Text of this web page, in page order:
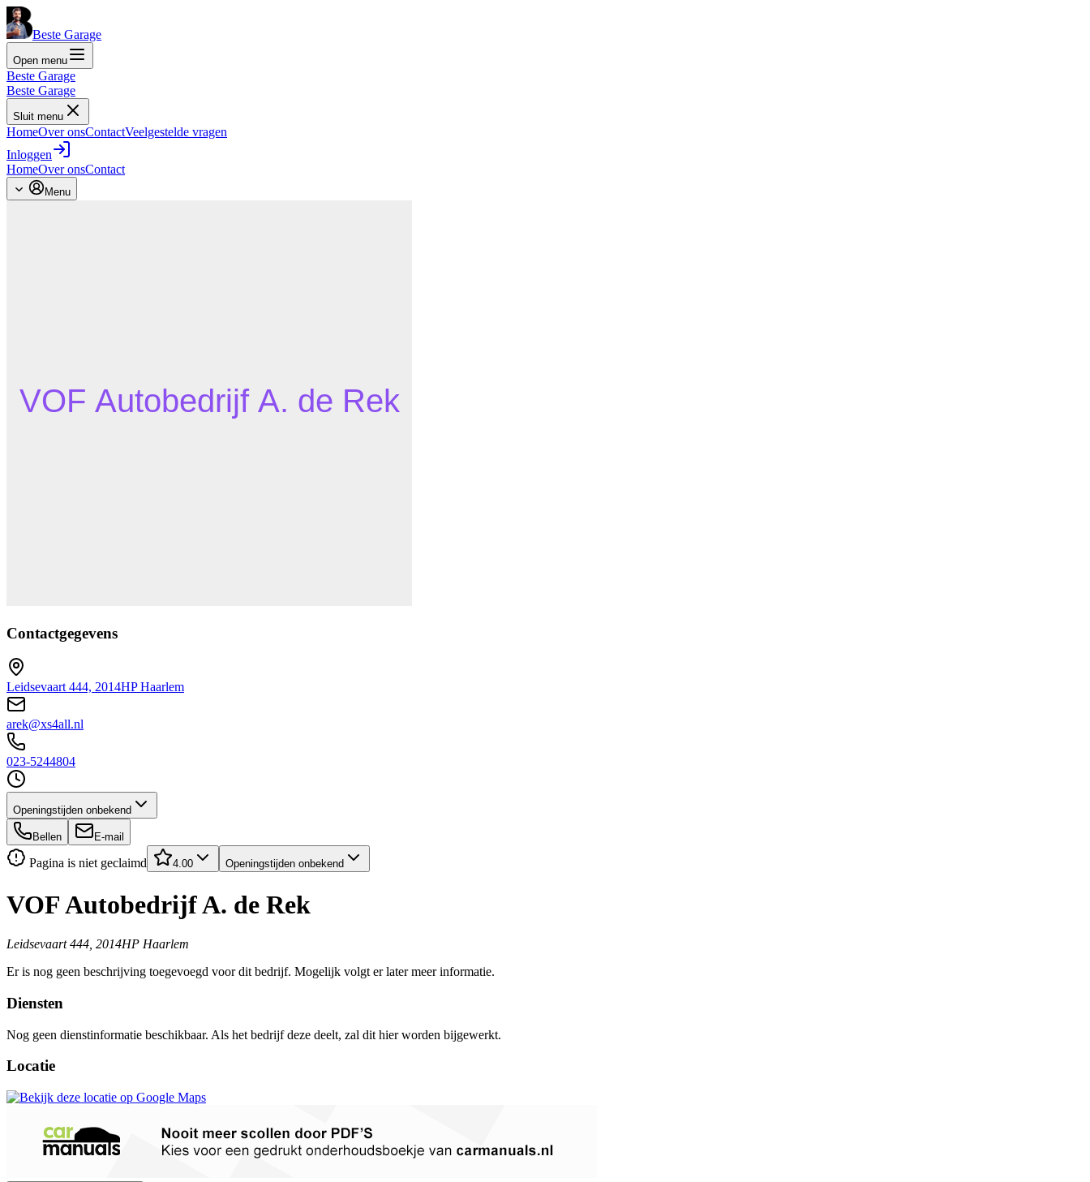
Beste Garage
Open menu
Beste Garage
Beste Garage
Sluit menu
HomeOver onsContactVeelgestelde vragen
Inloggen
HomeOver onsContact
Menu
Contactgegevens
Leidsevaart 444, 2014HP Haarlem
arek@xs4all.nl
023-5244804
Openingstijden onbekend
Bellen E-mail
Pagina is niet geclaimd 4.00 Openingstijden onbekend
VOF Autobedrijf A. de Rek
Leidsevaart 444, 2014HP Haarlem
Er is nog geen beschrijving toegevoegd voor dit bedrijf. Mogelijk volgt er later meer informatie.
Diensten
Nog geen dienstinformatie beschikbaar. Als het bedrijf deze deelt, zal dit hier worden bijgewerkt.
Locatie